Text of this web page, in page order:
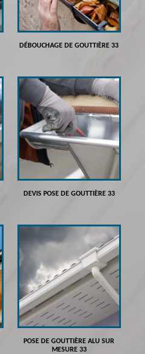
DÉBOUCHAGE DE GOUTTIÈRE 33
DEVIS POSE DE GOUTTIÈRE 33
POSE DE GOUTTIÈRE ALU SUR
MESURE 33